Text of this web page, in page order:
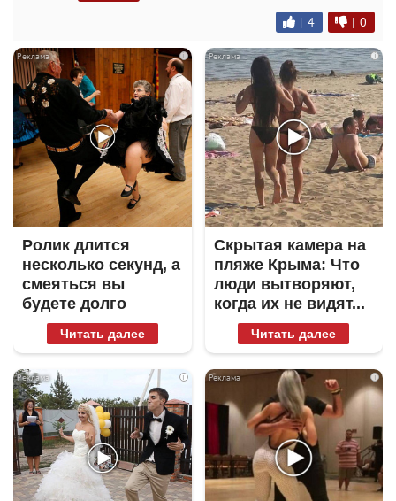
| 4 | 0
i
Ролик длится
несколько секунд, а
смеяться вы
будете долго
Читать далее
i
Скрытая камера на
пляже Крыма: Что
люди вытворяют,
когда их не видят...
Читать далее
i i